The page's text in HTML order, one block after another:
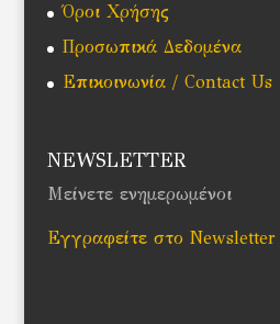
Όροι Χρήσης
Προσωπικά Δεδομένα
Επικοινωνία / Contact Us
NEWSLETTER
Μείνετε ενημερωμένοι
Εγγραφείτε στο Newsletter